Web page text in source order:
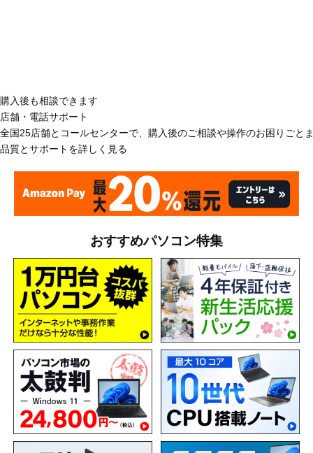
購入後も相談できます
店舗・電話サポート
全国25店舗とコールセンターで、購入後のご相談や操作のお困りごと
品質とサポートを詳しく見る
おすすめパソコン特集